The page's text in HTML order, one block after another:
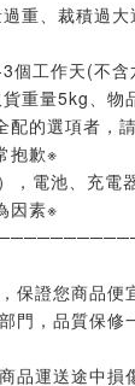
重、裁積過
個工作天(不含
重量5kg、物
配的選項者，
抱歉※
，電池、充電
因素※
保證您商品便
門，品質保修
品運送途中損